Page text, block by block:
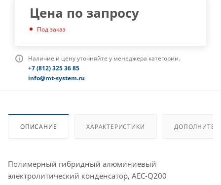
Цена по запросу
Под заказ
Наличие и цену уточняйте у менеджера категории.
+7 (812) 325 36 85
info@mt-system.ru
ОПИСАНИЕ ХАРАКТЕРИСТИКИ
Полимерный гибридный алюминиевый
электролитический конденсатор, AEC-Q200